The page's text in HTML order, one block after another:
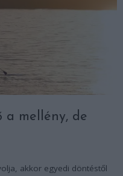
a mellény, de
akkor egyedi döntéstől